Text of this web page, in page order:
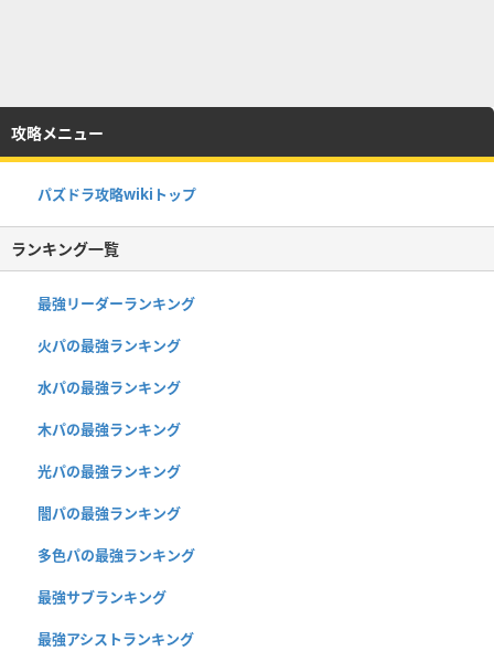
攻略メニュー
パズドラ攻略wikiトップ
ランキング一覧
最強リーダーランキング
火パの最強ランキング
水パの最強ランキング
木パの最強ランキング
光パの最強ランキング
闇パの最強ランキング
多色パの最強ランキング
最強サブランキング
最強アシストランキング